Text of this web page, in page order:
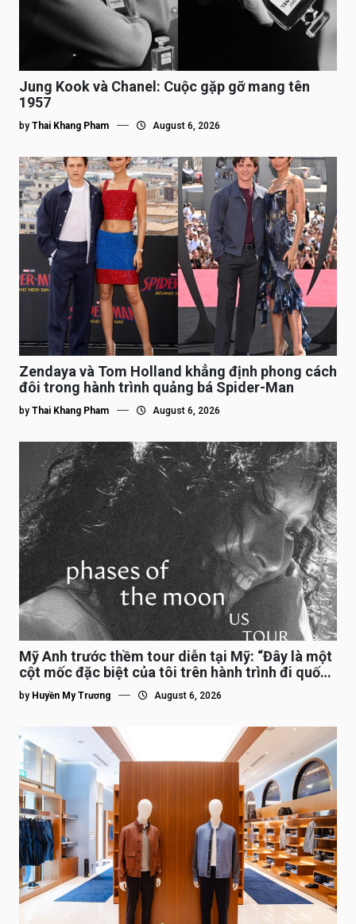
Jung Kook và Chanel: Cuộc gặp gỡ mang tên
1957
by Thai Khang Pham August 6, 2026
Zendaya và Tom Holland khẳng định phong cách
đôi trong hành trình quảng bá Spider-Man
by Thai Khang Pham August 6, 2026
Mỹ Anh trước thềm tour diễn tại Mỹ: “Đây là một
cột mốc đặc biệt của tôi trên hành trình đi quốc
tế”
by Huyền My Trương August 6, 2026